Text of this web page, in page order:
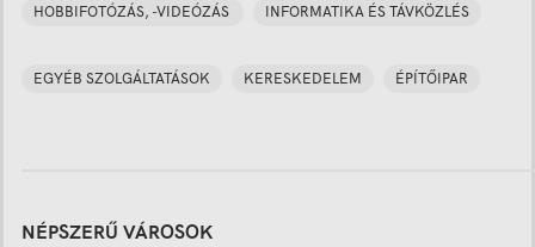
HOBBIFOTÓZÁS, -VIDEÓZÁS INFORMATIKA ÉS TÁVKÖZLÉS
EGYÉB SZOLGÁLTATÁSOK KERESKEDELEM ÉPÍTŐIPAR
NÉPSZERŰ VÁROSOK